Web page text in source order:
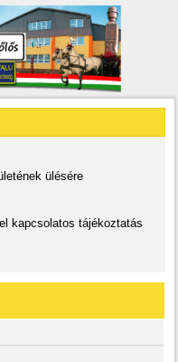
ülésére
kapcsolatos tájékoztatás